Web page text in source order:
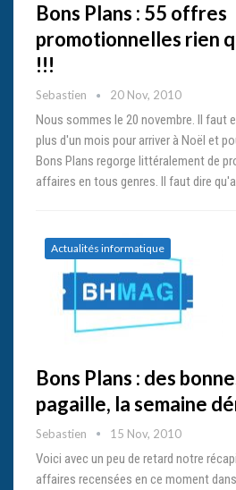
Bons Plans : 55 offres
promotionnelles rien
!!!
Sebastien 20 Nov, 2010
Nous sommes le 20 novembre. Il faut
plus d'un mois pour arriver à Noël et
Bons Plans regorge littéralement de
affaires en tous genres. Il faut dire
Actualités informatique
Bons Plans : des
pagaille, la semaine
Sebastien 15 Nov, 2010
Voici avec un peu de retard notre
affaires recensées en ce moment